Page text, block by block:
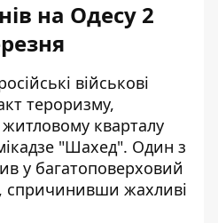
на Одесу 2
військові
тероризму,
кварталу
"Шахед". Один з
у багатоповерховий
спричинивши жахливі